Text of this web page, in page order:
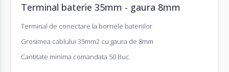
Terminal baterie 35mm - gaura 8mm
Terminal de conectare la bornele bateriilor
Grosimea cablului 35mm2 cu gaura de 8mm
Cantitate minima comandata 50 Buc.